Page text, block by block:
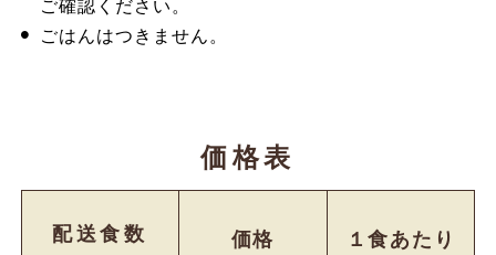
ご確認ください。
ごはんはつきません。
価格表
配送食数 価格 １食あたり